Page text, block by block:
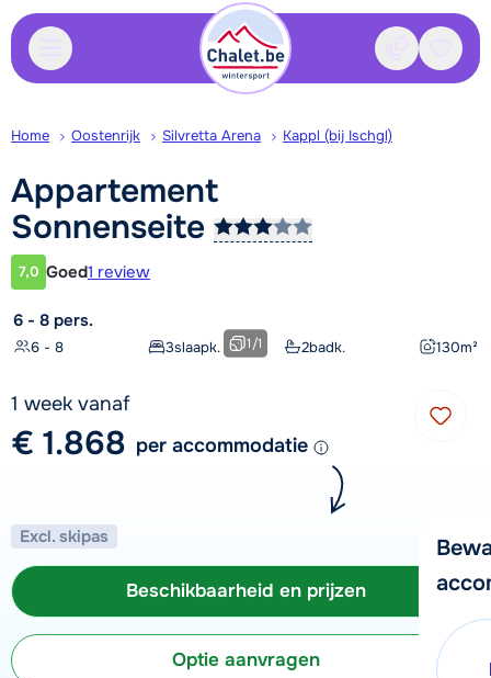
Contact
Home Oostenrijk Silvretta Arena Kappl (bij Ischgl)
Appartement
Sonnenseite
Klantwaardering
7,0 Goed1 review
6 - 8 pers.
6 - 8 3slaapk. 2badk. 130m²
1/1
1 week vanaf
€ 1.868 per accommodatie
Excl. skipas
Beschikbaarheid en prijzen
Optie aanvragen